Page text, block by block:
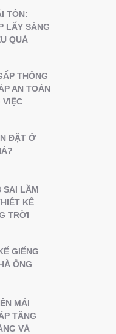
TÔN:
LẤY SÁNG
QUẢ
THÔNG
AN TOÀN
VIỆC
ĐẶT Ở
SAI LẦM
KẾ
TRỜI
GIẾNG
ỐNG
MÁI
TĂNG
VÀ